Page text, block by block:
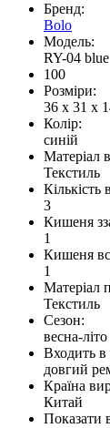
Бренд:
Bolo
Модель:
RY-04 blue
100
Розміри:
36 x 31 x
Колір:
синій
Матеріал
Текстиль
Кількість
3
Кишеня
1
Кишеня
1
Матеріал
Текстиль
Сезон:
весна-літо
Входить в
довгий
Країна
Китай
Показати